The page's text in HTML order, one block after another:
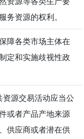
务资源的权利。
障各类市场主体在
定和实施歧视性政
源交易活动应当公
或者产品产地来源
供应商或者潜在供